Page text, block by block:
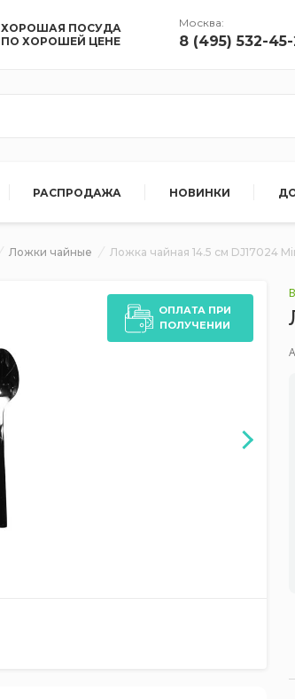
ХОРОШАЯ ПОСУДА
ПО ХОРОШЕЙ ЦЕНЕ
Москва:
8 (495) 532-
РАСПРОДАЖА НОВИНКИ
Ложки чайные Ложка чайная 14.5 см DJ17024
ОПЛАТА ПРИ
ПОЛУЧЕНИИ